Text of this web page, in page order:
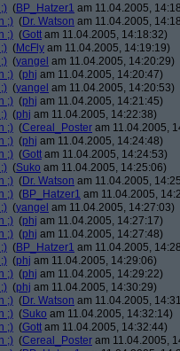
(BP_Hatzer1 am 11.04.2005,
;) (Dr. Watson am 11.04.2005,
;) (Gott am 11.04.2005, 14:18:32)
(McFly am 11.04.2005, 14:19:19)
(yangel am 11.04.2005, 14:20:29)
;) (phj am 11.04.2005, 14:20:47)
(yangel am 11.04.2005, 14:20:53)
;) (phj am 11.04.2005, 14:21:45)
(phj am 11.04.2005, 14:22:38)
;) (Cereal_Poster am 11.04.2005,
;) (phj am 11.04.2005, 14:24:48)
;) (Gott am 11.04.2005, 14:24:53)
(Suko am 11.04.2005, 14:25:06)
;) (Dr. Watson am 11.04.2005,
;) (BP_Hatzer1 am 11.04.2005,
(yangel am 11.04.2005, 14:27:03)
;) (phj am 11.04.2005, 14:27:17)
;) (phj am 11.04.2005, 14:27:48)
(BP_Hatzer1 am 11.04.2005,
(phj am 11.04.2005, 14:29:06)
;) (phj am 11.04.2005, 14:29:22)
(phj am 11.04.2005, 14:30:29)
;) (Dr. Watson am 11.04.2005,
;) (Suko am 11.04.2005, 14:32:14)
;) (Gott am 11.04.2005, 14:32:44)
;) (Cereal_Poster am 11.04.2005,